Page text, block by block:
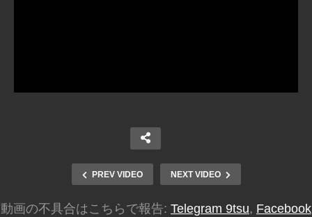
PREV VIDEO NEXT VIDEO
動画の不具合はこちらで報告: Telegram 9tsu, Facebook